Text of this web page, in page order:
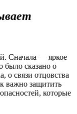
Сначала — яркое
было сказано о
о связи отцовства
важно защитить
которые